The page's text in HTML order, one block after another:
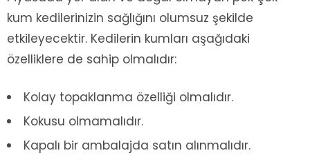
kum kedilerinizin sağlığını olumsuz şekilde
etkileyecektir. Kedilerin kumları aşağıdaki
özelliklere de sahip olmalıdır:
Kolay topaklanma özelliği olmalıdır.
Kokusu olmamalıdır.
Kapalı bir ambalajda satın alınmalıdır.